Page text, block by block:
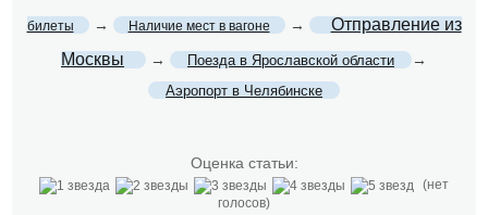
билеты → Наличие мест в вагоне →
Отправление из
Москвы
→ Поезда в Ярославской области →
Аэропорт в Челябинске
Оценка статьи:
(нет
голосов)